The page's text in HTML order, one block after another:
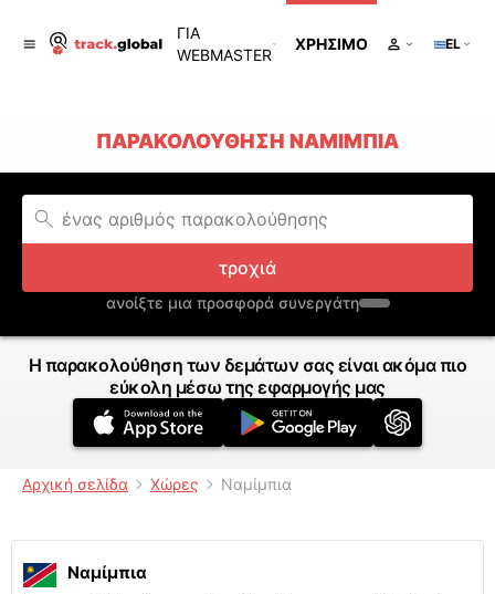
ΓΙΑ
WEBMASTER
ΧΡΉΣΙΜΟ EL
ΠΑΡΑΚΟΛΟΎΘΗΣΗ ΝΑΜΊΜΠΙΑ
τροχιά
ανοίξτε μια προσφορά συνεργάτη
Η παρακολούθηση των δεμάτων σας είναι ακόμα πιο
εύκολη μέσω της εφαρμογής μας
Αρχική σελίδα Χώρες Ναμίμπια
Ναμίμπια